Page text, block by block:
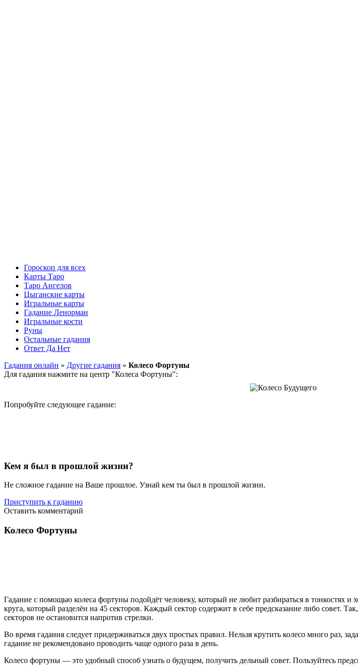
Гороскоп для всех
Карты Таро
Таро Ангелов
Цыганские карты
Игральные карты
Гадание Ленорман
Игральные кости
Руны
Остальные гадания
Ответ Да Нет
Гадания онлайн » Другие гадания » Колесо Фортуны
Для гадания нажмите на центр "Колеса Фортуны":
Попробуйте следующее гадание:
Кем я был в прошлой жизни?
Не сложное гадание на Ваше прошлое. Узнай кем ты был в прошлой жизни.
Приступить к гаданию
Оставить комментарий
Колесо Фортуны
Гадание с помощью колеса фортуны подойдёт человеку, который не любит разбираться в тонкостях
круга, который разделён на 45 секторов. Каждый сектор содержит в себе предсказание либо совет.
секторов не остановится напротив стрелки.
Во время гадания следует придерживаться двух простых правил. Нельзя крутить колесо много раз,
гадание не рекомендовано проводить чаще одного раза в день.
Колесо фортуны — это удобный способ узнать о будущем, получить дельный совет. Пользуйтесь